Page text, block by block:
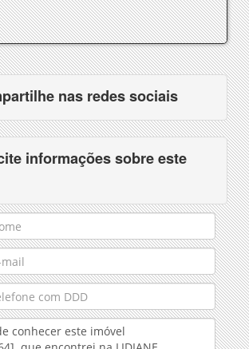
nas redes sociais
informações sobre este